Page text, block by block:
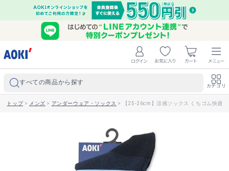
すべての商品から探す カテゴリ
トップ> メンズ > アンダーウェア・ソックス > 【25-26cm】涼感ソックス くちゴム快適